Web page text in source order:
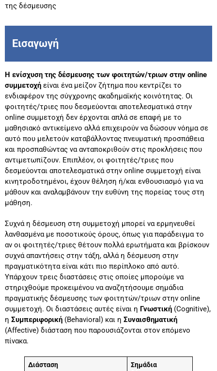
της δέσμευσης
Εισαγωγή
Η ενίσχυση της δέσμευσης των φοιτητών/τριων στην online
συμμετοχή είναι ένα μείζον ζήτημα που κεντρίζει το
ενδιαφέρον της σύγχρονης ακαδημαϊκής κοινότητας. Οι
φοιτητές/τριες που δεσμεύονται αποτελεσματικά στην
online συμμετοχή δεν έρχονται απλά σε επαφή με το
μαθησιακό αντικείμενο αλλά επιχειρούν να δώσουν νόημα σε
αυτό που μελετούν καταβάλλοντας πνευματική προσπάθεια
και προσπαθώντας να ανταποκριθούν στις προκλήσεις που
αντιμετωπίζουν. Επιπλέον, οι φοιτητές/τριες που
δεσμεύονται αποτελεσματικά στην online συμμετοχή είναι
κινητροδοτημένοι, έχουν θέληση ή/και ενθουσιασμό για να
μάθουν και αναλαμβάνουν την ευθύνη της πορείας τους στη
μάθηση.
Συχνά η δέσμευση στη συμμετοχή μπορεί να ερμηνευθεί
λανθασμένα με ποσοτικούς όρους, όπως για παράδειγμα το
αν οι φοιτητές/τριες θέτουν πολλά ερωτήματα και βρίσκουν
συχνά απαντήσεις στην τάξη, αλλά η δέσμευση στην
πραγματικότητα είναι κάτι πιο περίπλοκο από αυτό.
Υπάρχουν τρεις διαστάσεις στις οποίες μπορούμε να
στηριχθούμε προκειμένου να αναζητήσουμε σημάδια
πραγματικής δέσμευσης των φοιτητών/τριων στην online
συμμετοχή. Οι διαστάσεις αυτές είναι η Γνωστική (Cognitive),
η Συμπεριφορική (Behavioral) και η Συναισθηματική
(Affective) διάσταση που παρουσιάζονται στον επόμενο
πίνακα.
Διάσταση
Σημάδια